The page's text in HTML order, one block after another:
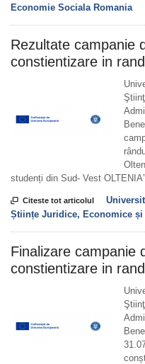
Economie Sociala Romania
Rezultate campanie
constientizare in
studenți din Sud- Vest
 Citeste tot articolul
Științe Juridice, Economice
Finalizare campanie
constientizare in